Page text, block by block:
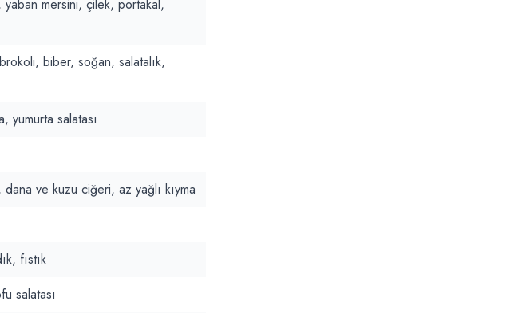
mersini, çilek, portakal,
biber, soğan, salatalık,
yumurta salatası
ve kuzu ciğeri, az yağlı kıyma
fıstık
salatası